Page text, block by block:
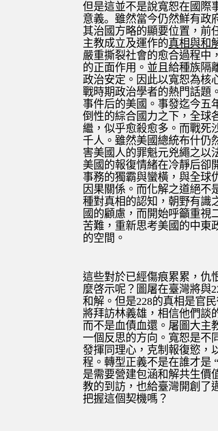
但是這並不是說寬恕在國際
意義。 雖然當今仍然鮮有政
其治國方略的顯要位置，前
主教成立及運作的真相與和
嚴重撕裂社會的愈合過程中
的正面作用。並且給種族隔
政治安定。因此以寬恕為核
戰時期政治學者的熱門話題
事件后的美國。事發迄今五
倒性的綜合國力之下，全球
繼，似乎愈殺愈多。而戰死
千人。雖然美國總統布什仍
害美國人的罪魁元兇繩之以
美國的報復情緒在冷靜后卻
事務的獨霸與蠻橫，與全球
因果關係。而化解之道絕不
種對真相的認知，朝野有識
國的顧慮，而開始呼籲重視
苦難，重新思考美國的中東
的空間。
這些對於已經傷痕累累，仇
麼啓示呢？圖屠在臺灣將與
和解。但是228的真相是官
將拜訪林義雄，相信他們談
而不是血債血還。屠圖大主
一個反思的方向。寬恕是不
發揮同理心，克制報復慾，
程。轉型正義不是在誰才是
是需要營建包涵和解共生價
教的到訪，也給臺灣開創了
把握這個契機嗎？